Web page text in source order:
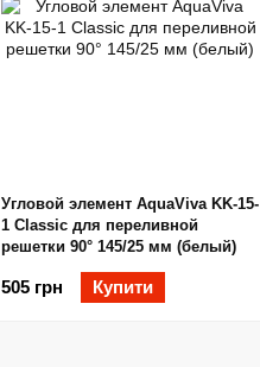
Угловой элемент AquaViva KK-15-
1 Classic для переливной
решетки 90° 145/25 мм (белый)
505 грн Купити